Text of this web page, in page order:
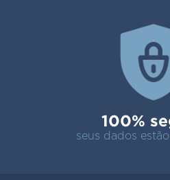
100%
seus dados